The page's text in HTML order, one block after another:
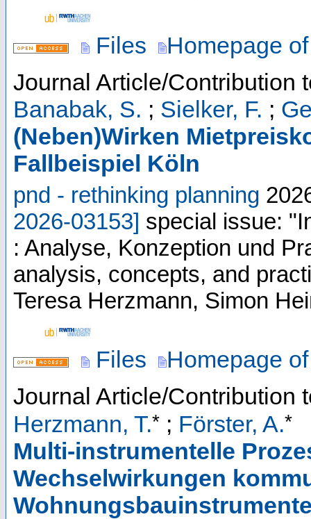
Files
Homepage
Journal Article/Contribution
Banabak, S. ; Sielker, F. ;
(Neben)Wirken
Fallbeispiel Köln
pnd - rethinking planning
2026-03153] special issue:
: Analyse, Konzeption und
analysis, concepts, and
Teresa Herzmann, Simon
Files
Homepage
Journal Article/Contribution
Herzmann, T.* ; Förster, A.*
Multi-instrumentelle
Wechselwirkungen